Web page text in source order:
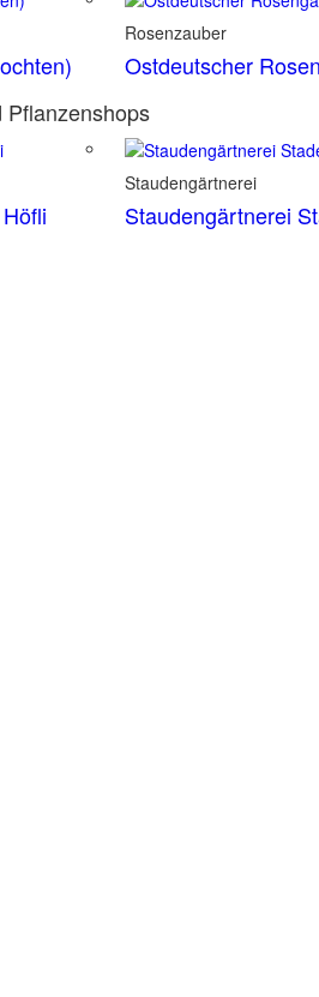
Rosenzauber
Ostdeutscher
Staudengärtnerei
Staudengärtnerei